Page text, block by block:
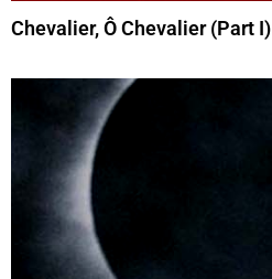
Chevalier, Ô Chevalier (Part I)